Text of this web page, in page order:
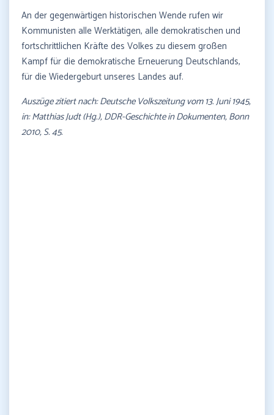
An der gegenwärtigen historischen Wende rufen wir
Kommunisten alle Werktätigen, alle demokratischen und
fortschrittlichen Kräfte des Volkes zu diesem großen
Kampf für die demokratische Erneuerung Deutschlands,
für die Wiedergeburt unseres Landes auf.
Auszüge zitiert nach: Deutsche Volkszeitung vom 13. Juni 1945,
in: Matthias Judt (Hg.), DDR-Geschichte in Dokumenten, Bonn
2010, S. 45.